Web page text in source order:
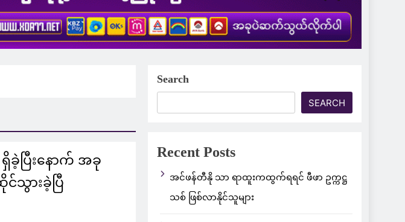
ခဲ့ပြီးနောက် အခု
သွားခဲ့ပြီ
Search
SEARCH
Recent Posts
အင်ဖန်တီနို သာ ရာထူးကထွက်ရရင် ဖီဖာ ဥက္ကဋ္ဌ
သစ် ဖြစ်လာနိုင်သူများ